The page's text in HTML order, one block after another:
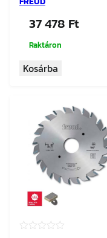
37 478 Ft
Raktáron
Kosárba